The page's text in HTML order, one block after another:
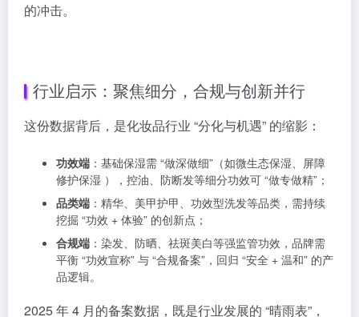
的冲击。
行业启示：聚焦细分，合规与创新并行
这份数据背后，是化妆品行业 “分化与机遇” 的缩影：
功效端 ：基础保湿需 “做深做细”（如微生态保湿、屏障
修护保湿 ），控油、防断发等细分功效可 “做专做精”；
品类端 ：精华、美甲护甲、功效型洗发等品类，需持续
挖掘 “功效 + 体验” 的创新点；
合规端 ：染发、防晒、祛斑美白等强监管功效，品牌需
平衡 “功效宣称” 与 “合规备案”，回归 “安全 + 温和” 的产
品逻辑。
2025 年 4 月的备案数据，既是行业发展的 “晴雨表”，